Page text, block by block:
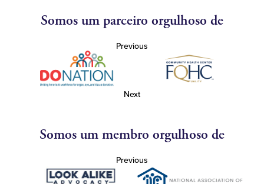
Somos um parceiro orgulhoso de
Previous
Next
Somos um membro orgulhoso de
Previous